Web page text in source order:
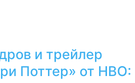
и трейлер
Поттер» от HBO: